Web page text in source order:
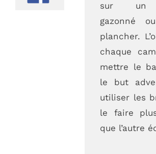
sur un
gazonné
plancher.
chaque
mettre le
le but
utiliser les
le faire
que l’autre
ADRESSE
Office Municipal des
de Vaulx-en-Velin
12 Rue des
69120 Vaulx-en-Velin